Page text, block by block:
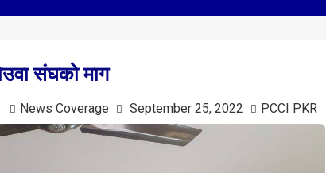
संघको माग
News Coverage September 25, 2022 PCCI PKR